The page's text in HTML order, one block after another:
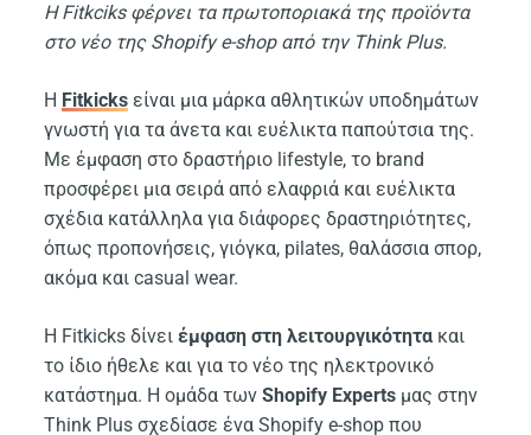
Η Fitkciks φέρνει τα πρωτοποριακά της προϊόντα
στο νέο της Shopify e-shop από την Think Plus.
Η Fitkicks είναι μια μάρκα αθλητικών υποδημάτων
γνωστή για τα άνετα και ευέλικτα παπούτσια της.
Με έμφαση στο δραστήριο lifestyle, το brand
προσφέρει μια σειρά από ελαφριά και ευέλικτα
σχέδια κατάλληλα για διάφορες δραστηριότητες,
όπως προπονήσεις, γιόγκα, pilates, θαλάσσια σπορ,
ακόμα και casual wear.
Η Fitkicks δίνειέμφαση στη λειτουργικότητα και
το ίδιο ήθελε και για το νέο της ηλεκτρονικό
κατάστημα. Η ομάδα τωνShopify Experts μας στην
Think Plus σχεδίασε ένα Shopify e-shop που